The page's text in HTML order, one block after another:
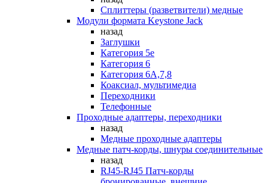
Сплиттеры (разветвители) медные
Модули формата Keystone Jack
назад
Заглушки
Категория 5е
Категория 6
Категория 6А,7,8
Коаксиал, мультимедиа
Переходники
Телефонные
Проходные адаптеры, переходники
назад
Медные проходные адаптеры
Медные патч-корды, шнуры соединительные
назад
RJ45-RJ45 Патч-корды